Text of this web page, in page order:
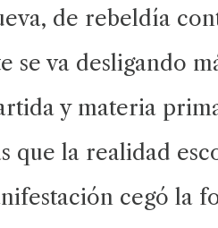
de rebeldía
se va desligando
y materia
que la realidad
cegó la